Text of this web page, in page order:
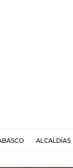
ALCALDÍAS